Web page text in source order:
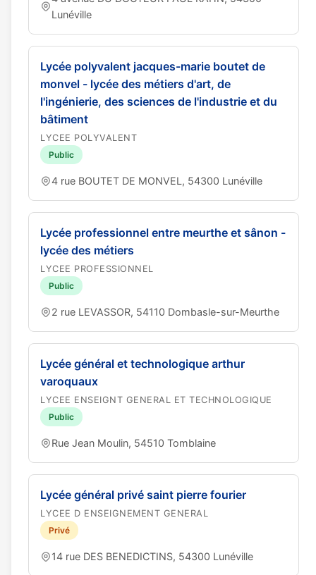
Lunéville
Lycée polyvalent jacques-marie boutet de
monvel - lycée des métiers d'art, de
l'ingénierie, des sciences de l'industrie et du
bâtiment
LYCEE POLYVALENT
Public
4 rue BOUTET DE MONVEL, 54300 Lunéville
Lycée professionnel entre meurthe et sânon -
lycée des métiers
LYCEE PROFESSIONNEL
Public
2 rue LEVASSOR, 54110 Dombasle-sur-Meurthe
Lycée général et technologique arthur
varoquaux
LYCEE ENSEIGNT GENERAL ET TECHNOLOGIQUE
Public
Rue Jean Moulin, 54510 Tomblaine
Lycée général privé saint pierre fourier
LYCEE D ENSEIGNEMENT GENERAL
Privé
14 rue DES BENEDICTINS, 54300 Lunéville